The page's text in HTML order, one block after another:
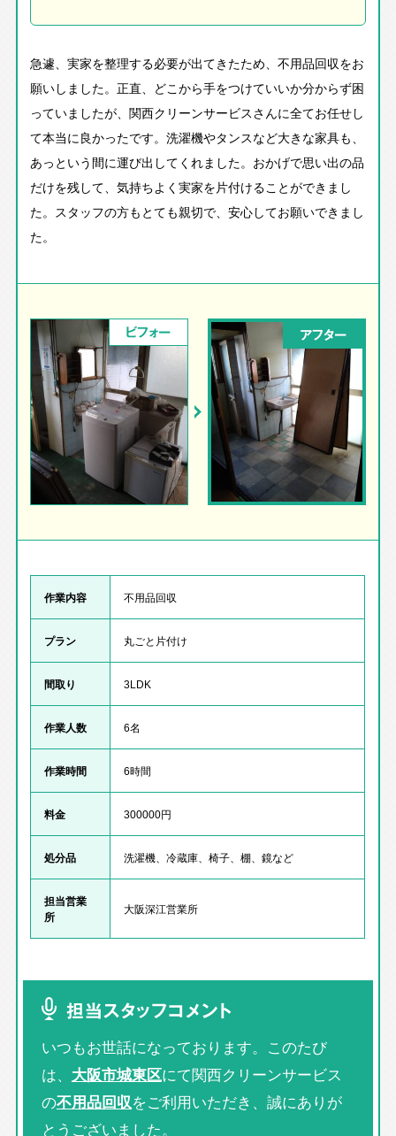
急遽、実家を整理する必要が出てきたため、不用品回収をお
願いしました。正直、どこから手をつけていいか分からず困
っていましたが、関西クリーンサービスさんに全てお任せし
て本当に良かったです。洗濯機やタンスなど大きな家具も、
あっという間に運び出してくれました。おかげで思い出の品
だけを残して、気持ちよく実家を片付けることができまし
た。スタッフの方もとても親切で、安心してお願いできまし
た。
ビフォー アフター
作業内容 不用品回収
プラン 丸ごと片付け
間取り 3LDK
作業人数 6名
作業時間 6時間
料金 300000円
処分品 洗濯機、冷蔵庫、椅子、棚、鏡など
担当営業
所
大阪深江営業所
担当スタッフコメント
いつもお世話になっております。このたび
は、 大阪市城東区にて関西クリーンサービス
の不用品回収をご利用いただき、誠にありが
とうございました。